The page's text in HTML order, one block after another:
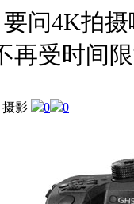
要问4K拍
再受时间
摄影 0
0